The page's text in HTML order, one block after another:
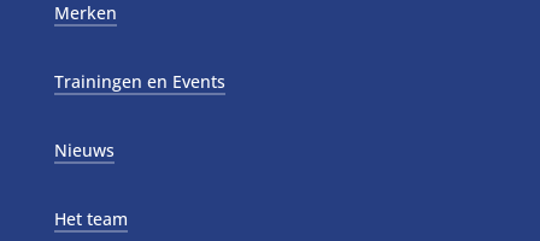
Merken
Trainingen en Events
Nieuws
Het team